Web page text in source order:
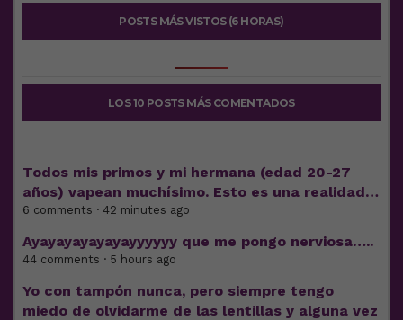
POSTS MÁS VISTOS (6 HORAS)
LOS 10 POSTS MÁS COMENTADOS
Todos mis primos y mi hermana (edad 20-27
años) vapean muchísimo. Esto es una realidad…
6 comments · 42 minutes ago
Ayayayayayayayyyyyy que me pongo nerviosa…..
44 comments · 5 hours ago
Yo con tampón nunca, pero siempre tengo
miedo de olvidarme de las lentillas y alguna vez